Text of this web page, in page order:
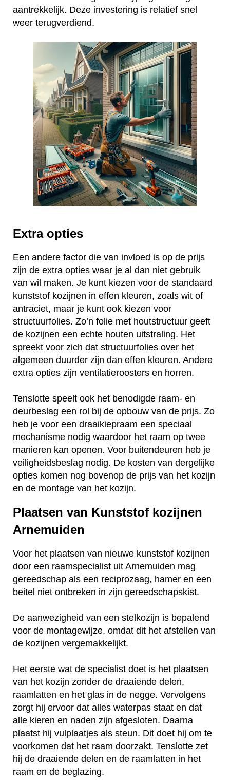
aantrekkelijk. Deze investering is relatief snel
weer terugverdiend.
Extra opties
Een andere factor die van invloed is op de prijs
zijn de extra opties waar je al dan niet gebruik
van wil maken. Je kunt kiezen voor de standaard
kunststof kozijnen in effen kleuren, zoals wit of
antraciet, maar je kunt ook kiezen voor
structuurfolies. Zo’n folie met houtstructuur geeft
de kozijnen een echte houten uitstraling. Het
spreekt voor zich dat structuurfolies over het
algemeen duurder zijn dan effen kleuren. Andere
extra opties zijn ventilatieroosters en horren.
Tenslotte speelt ook het benodigde raam- en
deurbeslag een rol bij de opbouw van de prijs. Zo
heb je voor een draaikiepraam een speciaal
mechanisme nodig waardoor het raam op twee
manieren kan openen. Voor buitendeuren heb je
veiligheidsbeslag nodig. De kosten van dergelijke
opties komen nog bovenop de prijs van het kozijn
en de montage van het kozijn.
Plaatsen van Kunststof kozijnen
Arnemuiden
Voor het plaatsen van nieuwe kunststof kozijnen
door een raamspecialist uit Arnemuiden mag
gereedschap als een reciprozaag, hamer en een
beitel niet ontbreken in zijn gereedschapskist.
De aanwezigheid van een stelkozijn is bepalend
voor de montagewijze, omdat dit het afstellen van
de kozijnen vergemakkelijkt.
Het eerste wat de specialist doet is het plaatsen
van het kozijn zonder de draaiende delen,
raamlatten en het glas in de negge. Vervolgens
zorgt hij ervoor dat alles waterpas staat en dat
alle kieren en naden zijn afgesloten. Daarna
plaatst hij vulplaatjes als steun. Dit doet hij om te
voorkomen dat het raam doorzakt. Tenslotte zet
hij de draaiende delen en de raamlatten in het
raam en de beglazing.